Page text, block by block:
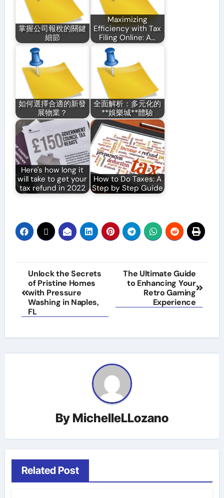
掌握公司報稅的關鍵
細節
Maximizing
Efficiency with Tax
Filing Online: A…
如何選擇合適的新發
展物業？
全面解析：多元化的
**娛樂城**體驗
Here's how long it
will take to get your
tax refund in 2022
How to Do Taxes: A
Step by Step Guide
Post
navigation
Unlock the Secrets
of Pristine Homes
with Pressure
Washing in Naples,
FL
The Ultimate Guide
to Enhancing Your
Retro Gaming
Experience
By MichelleLLozano
Related Post